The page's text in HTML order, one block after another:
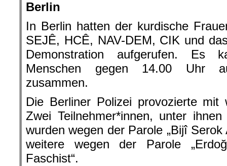
Berlin
In Berlin hatten der kurdische
SEJÊ, HCÊ, NAV-DEM, CIK und
Demonstration aufgerufen. Es
Menschen gegen 14.00 Uhr
zusammen.
Die Berliner Polizei provozierte mit
Zwei Teilnehmer*innen, unter
wurden wegen der Parole „Bijî
weitere wegen der Parole
Faschist“.